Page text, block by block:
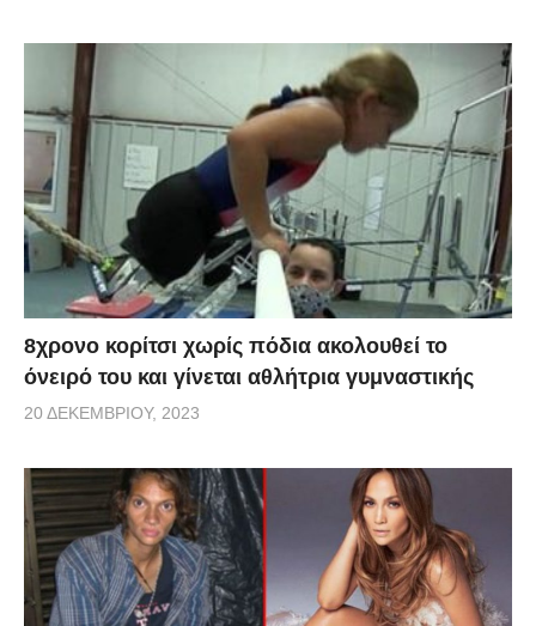
8χρονο κορίτσι χωρίς πόδια ακολουθεί το
όνειρό του και γίνεται αθλήτρια γυμναστικής
20 ΔΕΚΕΜΒΡΊΟΥ, 2023